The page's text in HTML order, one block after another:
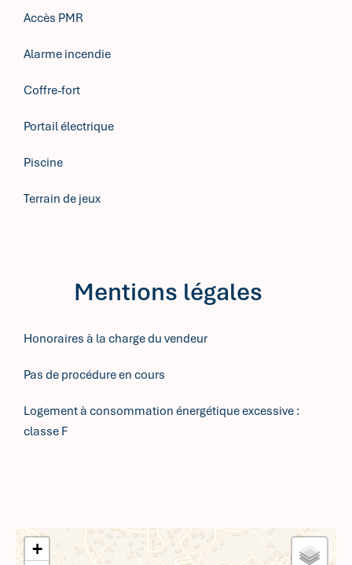
Accès PMR
Alarme incendie
Coffre-fort
Portail électrique
Piscine
Terrain de jeux
Mentions légales
Honoraires à la charge du vendeur
Pas de procédure en cours
Logement à consommation énergétique excessive :
classe F
+